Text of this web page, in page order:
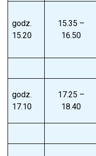
godz.
15.20
15.35 –
16.50
.
godz.
17.10
17.25 –
18.40
.